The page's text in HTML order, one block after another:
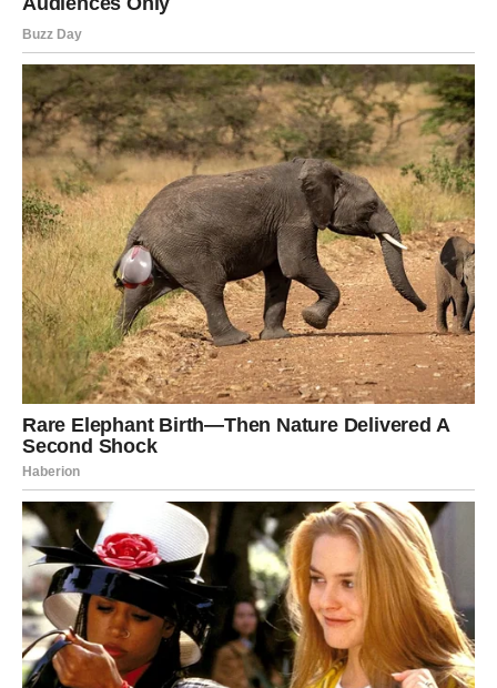
— neko to konačno vidi i ceni.
DEVICA–Mentalno oslobađanje i
fokus koji donosi uspeh
Device će u ova tri dana doživeti trenutak kao „klik u
glavi“.
Nešto će vam postati potpuno jasno.
Do sada ste možda previše analizirali.
Sada konačno shvatate suštinu — i to menja sve.
Prilika stiže kroz poslovni predlog, dokument, dogovor ili
nov projekat.
Sreća vam stiže kroz osećaj da napredujete i da se
konačno krećete u pravom smeru.
VAGA–Istina o osećanjima i
važna odluka
Vage će u ova tri dana otkriti šta jedna osoba zaista oseća
prema njima.